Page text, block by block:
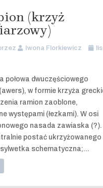
(krzyż
Iwona Florkiewicz
połowa dwuczęściowego
w formie krzyża
ramion zaoblone,
występami (łezkami). W osi
nasada zawiaska (?).
postać ukrzyżowanego
schematyczna;...